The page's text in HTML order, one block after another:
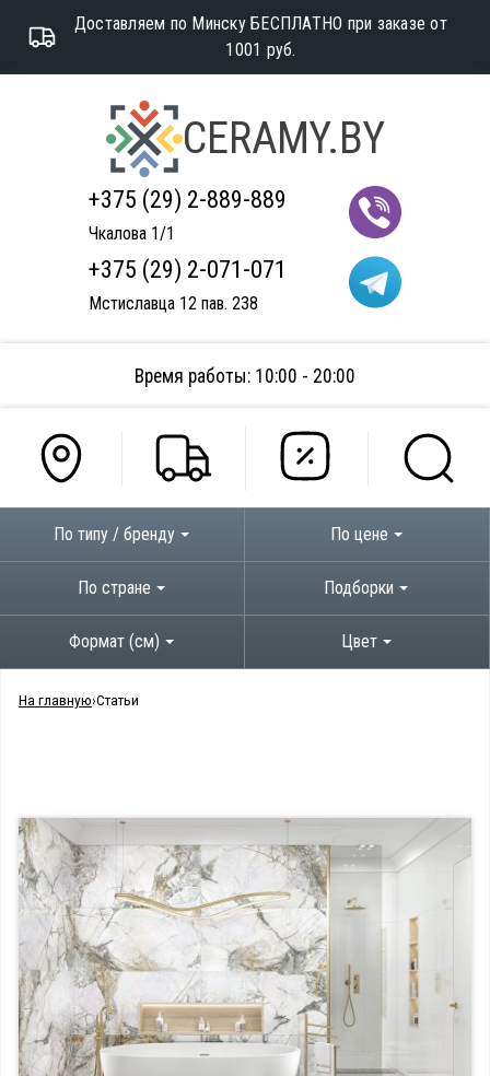
Доставляем по Минску БЕСПЛАТНО при заказе от
1001 руб.
CERAMY.BY
+375 (29) 2-889-889
Чкалова 1/1
+375 (29) 2-071-071
Мстиславца 12 пав. 238
Время работы: 10:00 - 20:00
По типу / бренду По цене
По стране Подборки
Формат (см) Цвет
На главную Статьи